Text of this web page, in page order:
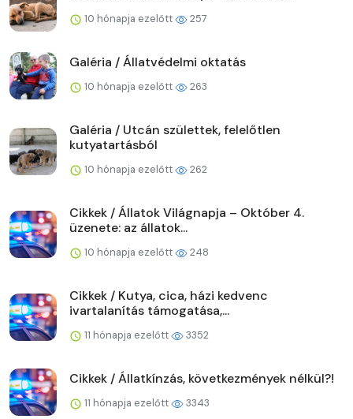
10 hónapja ezelőtt 257
Galéria / Állatvédelmi oktatás
10 hónapja ezelőtt 263
Galéria / Utcán születtek, felelőtlen
kutyatartásból
10 hónapja ezelőtt 262
Cikkek / Állatok Világnapja – Október 4.
üzenete: az állatok...
10 hónapja ezelőtt 248
Cikkek / Kutya, cica, házi kedvenc
ivartalanítás támogatása,...
11 hónapja ezelőtt 3352
Cikkek / Állatkínzás, következmények nélkül?!
11 hónapja ezelőtt 3343